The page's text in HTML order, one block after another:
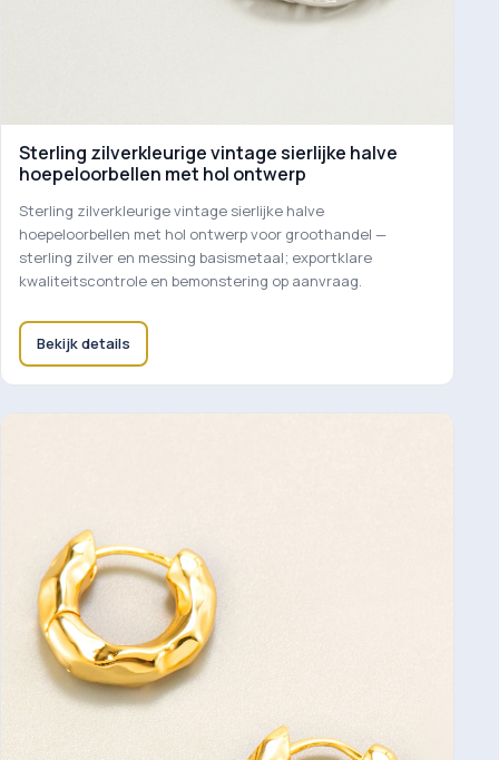
Sterling zilverkleurige vintage sierlijke halve
hoepeloorbellen met hol ontwerp
Sterling zilverkleurige vintage sierlijke halve
hoepeloorbellen met hol ontwerp voor groothandel —
sterling zilver en messing basismetaal; exportklare
kwaliteitscontrole en bemonstering op aanvraag.
Bekijk details